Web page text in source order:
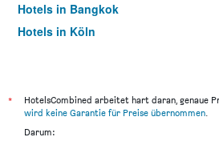
Hotels in Bangkok
Hotels in Köln
*
HotelsCombined arbeitet hart daran, genaue
wird keine Garantie für Preise übernommen.
Darum: